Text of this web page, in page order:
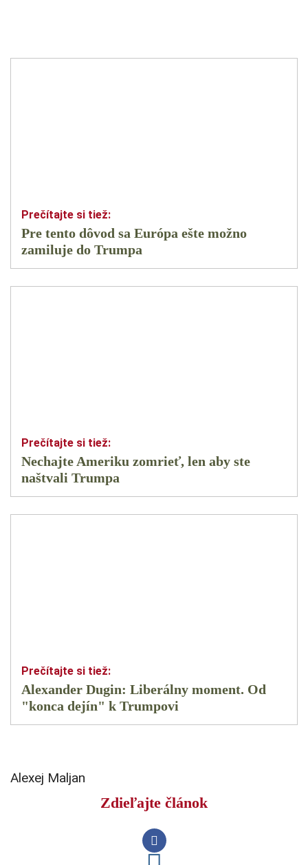
Pre tento dôvod sa Európa ešte možno
zamiluje do Trumpa
Nechajte Ameriku zomrieť, len aby ste
naštvali Trumpa
Alexander Dugin: Liberálny moment. Od
"konca dejín" k Trumpovi
Alexej Maljan
Zdieľajte článok